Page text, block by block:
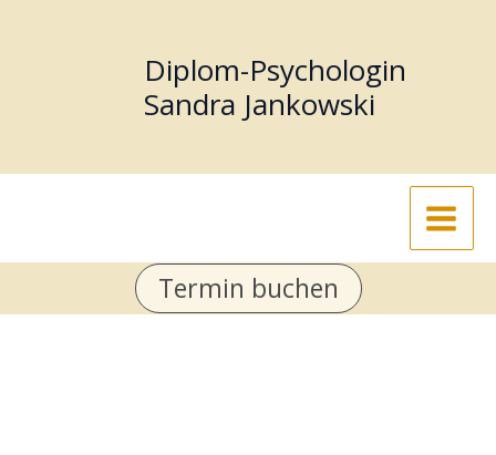
Diplom-Psychologin
Sandra Jankowski
Termin buchen